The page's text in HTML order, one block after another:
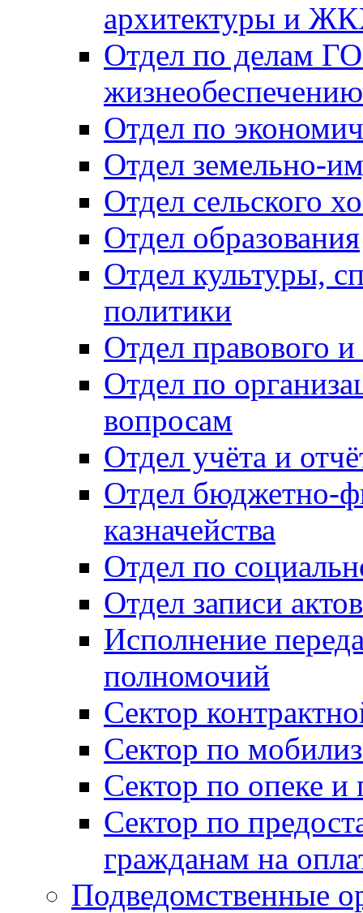
архитектуры и
Отдел по делам
Отдел по
Отдел земельно-
Отдел сельского
Отдел образования
Отдел культуры,
политики
Отдел правового
Отдел по
вопросам
Отдел учёта и
Отдел бюджетно-
казначейства
Отдел по
Отдел записи
Исполнение
полномочий
Сектор
Сектор по
Сектор по опеке и
Сектор по
гражданам на
Подведомственные